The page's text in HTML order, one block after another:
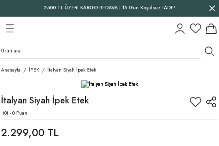
2500 TL ÜZERİ KARGO BEDAVA | 15 Gün Koşulsuz İADE!
Geri Dön
Geri Dön
Geri Dön
Anasayfa İPEK İtalyan Siyah İpek Etek
İtalyan Siyah İpek Etek
(0) - 0 Puan
2.299,00 TL